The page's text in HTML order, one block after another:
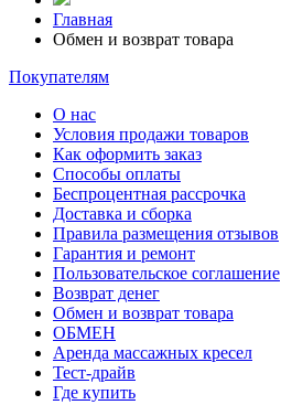
Главная
Обмен и возврат товара
Покупателям
О нас
Условия продажи товаров
Как оформить заказ
Способы оплаты
Беспроцентная рассрочка
Доставка и сборка
Правила размещения отзывов
Гарантия и ремонт
Пользовательское соглашение
Возврат денег
Обмен и возврат товара
ОБМЕН
Аренда массажных кресел
Тест-драйв
Где купить